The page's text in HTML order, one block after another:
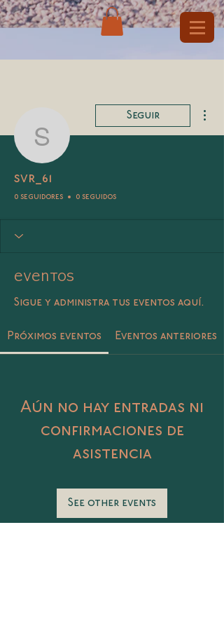
svr_61
Seguir
svr_61
0 seguidores 0 seguidos
Eventos
Sigue y administra tus eventos aquí.
Próximos eventos Eventos anteriores
Aún no hay entradas ni
confirmaciones de
asistencia
See other events